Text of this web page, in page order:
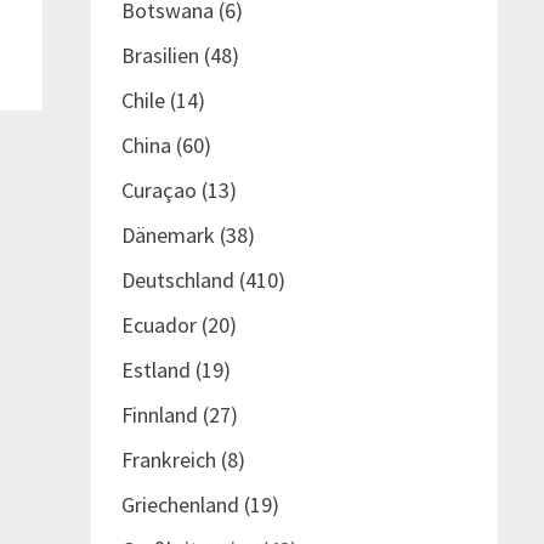
Botswana (6)
Brasilien (48)
Chile(14)
China (60)
Curaçao (13)
Dänemark (38)
Deutschland (410)
Ecuador(20)
Estland (19)
Finnland (27)
Frankreich (8)
Griechenland (19)